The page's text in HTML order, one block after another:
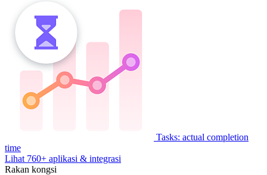
Tasks: actual completion
time
Lihat 760+ aplikasi & integrasi
Rakan kongsi